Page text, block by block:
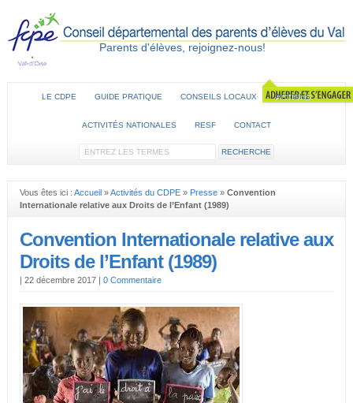
Parents d'élèves, rejoignez-nous!
LE CDPE GUIDE PRATIQUE CONSEILS LOCAUX ACTIONS
ACTIVITÉS NATIONALES RESF CONTACT
Vous êtes ici : Accueil»Activités du CDPE» Presse» Convention
Internationale relative aux Droits de l’Enfant (1989)
Convention Internationale relative aux
Droits de l’Enfant (1989)
| 22 décembre 2017 | 0 Commentaire